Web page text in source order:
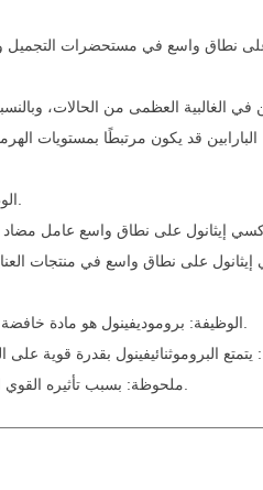
نطاق واسع في مستحضرات التجميل